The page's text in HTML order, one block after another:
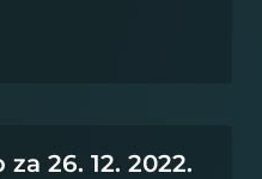
26. 12. 2022.